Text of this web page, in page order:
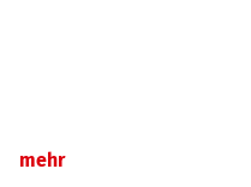
mehr